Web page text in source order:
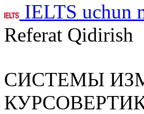
IELTS uchun
Referat Qidirish
СИСТЕМЫ